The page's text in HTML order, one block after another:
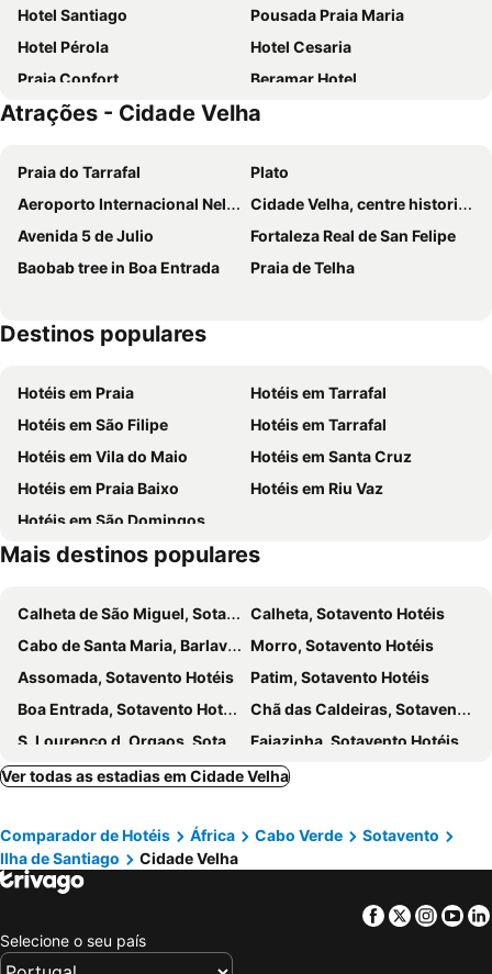
Hotel Santiago
Pousada Praia Maria
Hotel Pérola
Hotel Cesaria
Praia Confort
Beramar Hotel
Hotel Vulcão
Sol Hotel
Hotel Happy Day
Vivi Hotel
Chez Maria Julia Boutique Hotel
Santiago
Quinta Da Montanha
Felicidade Hotel
Casa Jardim di Sol
Olamar
Hotel Espaço Turistico Por Do Sol
Pirâmide
House Figueira
Casa Namaste Bed And Breakfast
Praia Village
Miradouro de Gamboa
Boutique Pescador
Residencia Fsfa
Atrações - Cidade Velha
Praia do Tarrafal
Plato
Aeroporto Internacional Nelson Mandela
Cidade Velha, centre historique de Ribeira Grande
Avenida 5 de Julio
Fortaleza Real de San Felipe
Baobab tree in Boa Entrada
Praia de Telha
Destinos populares
Hotéis em Praia
Hotéis em Tarrafal
Hotéis em São Filipe
Hotéis em Tarrafal
Hotéis em Vila do Maio
Hotéis em Santa Cruz
Hotéis em Praia Baixo
Hotéis em Riu Vaz
Hotéis em São Domingos
Mais destinos populares
Calheta de São Miguel, Sotavento Hotéis
Calheta, Sotavento Hotéis
Cabo de Santa Maria, Barlavento Hotéis
Morro, Sotavento Hotéis
Assomada, Sotavento Hotéis
Patim, Sotavento Hotéis
Boa Entrada, Sotavento Hotéis
Chã das Caldeiras, Sotavento Hotéis
S. Lourenco d. Orgaos, Sotavento Hotéis
Fajazinha, Sotavento Hotéis
Mosteiros, Sotavento Hotéis
Pedra Badejo, Sotavento Hotéis
Barreiro, Sotavento Hotéis
Figueira Seco, Sotavento Hotéis
Santo António, Sotavento Hotéis
Praia, Sotavento Hotéis
Tarrafal, Barlavento Hotéis
Tarrafal, Sotavento Hotéis
Vila do Maio, Sotavento Hotéis
Santa Cruz, Sotavento Hotéis
Ver todas as estadias em Cidade Velha
Comparador de Hotéis África Cabo Verde
Sotavento
Ilha de Santiago
Cidade Velha
Facebook
Twitter
Selecione o seu país